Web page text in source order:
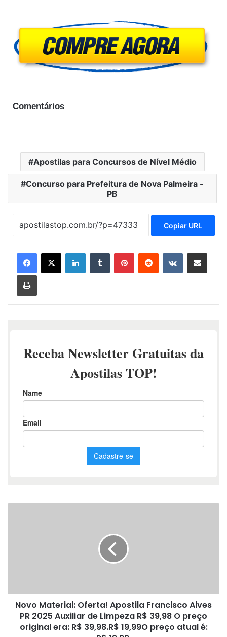
Comentários
Apostilas para Concursos de Nível Médio
Concurso para Prefeitura de Nova Palmeira -
PB
Copiar URL
LinkedinTumblr PinterestReddit VK Compartilhar via e-mail
Imprimir
Auxiliar
Limpeza
R$ 39,98
Novo Material: Oferta! Apostila Francisco Alves
PR 2025 Auxiliar de Limpeza R$ 39,98 O preço
original era: R$ 39,98.R$ 19,99O preço atual é: